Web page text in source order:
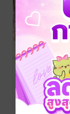
โลกที่เธอจะรัก
ผม
Ryo Takagi/ReiMei
แปล/ Nabu
Publishing
การ์ตูน Boy Love /
Yaoi
17 Rating